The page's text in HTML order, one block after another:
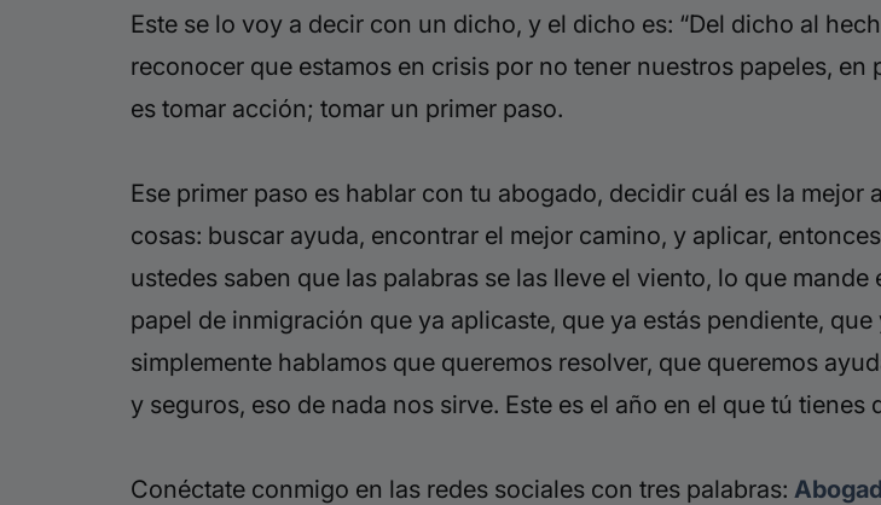
Este se lo voy a decir con un dicho, y el dicho es: “Del dicho al
reconocer que estamos en crisis por no tener nuestros papeles,
es tomar acción; tomar un primer paso.
Ese primer paso es hablar con tu abogado, decidir cuál es la
cosas: buscar ayuda, encontrar el mejor camino, y aplicar,
ustedes saben que las palabras se las lleve el viento, lo que
papel de inmigración que ya aplicaste, que ya estás pendiente,
simplemente hablamos que queremos resolver, que queremos
y seguros, eso de nada nos sirve. Este es el año en el que tú tienes
Conéctate conmigo en las redes sociales con tres palabras: